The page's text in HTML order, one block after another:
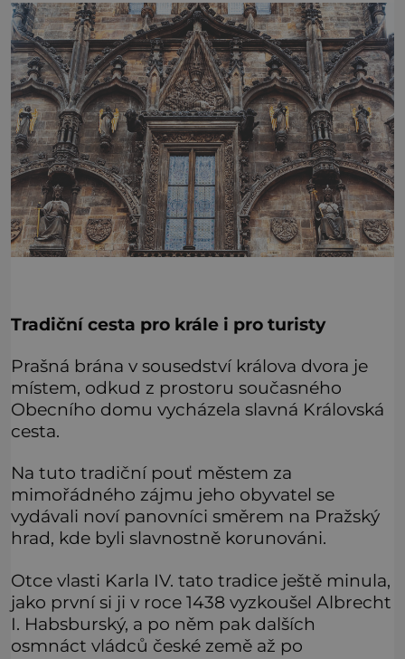
Tradiční cesta pro krále i pro turisty
Prašná brána v sousedství králova dvora je
místem, odkud z prostoru současného
Obecního domu vycházela slavná Královská
cesta.
Na tuto tradiční pouť městem za
mimořádného zájmu jeho obyvatel se
vydávali noví panovníci směrem na Pražský
hrad, kde byli slavnostně korunováni.
Otce vlasti Karla IV. tato tradice ještě minula,
jako první si ji v roce 1438 vyzkoušel Albrecht
I. Habsburský, a po něm pak dalších
osmnáct vládců české země až po